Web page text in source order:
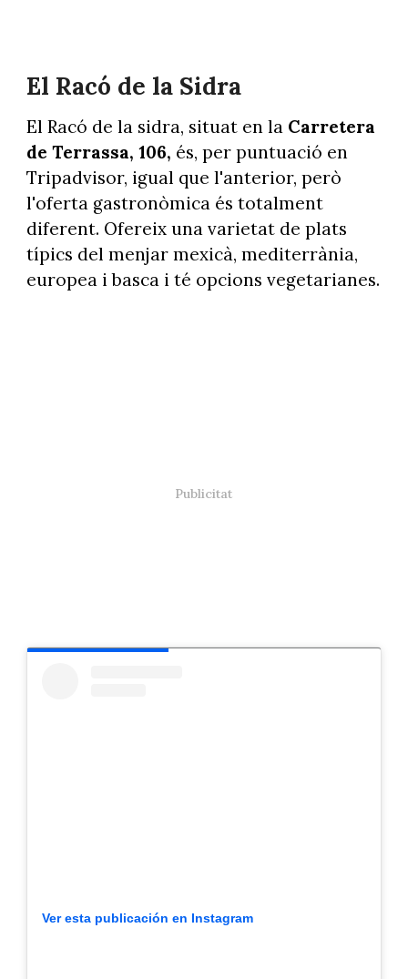
El Racó de la Sidra
El Racó de la sidra, situat en la Carretera
de Terrassa, 106, és, per puntuació en
Tripadvisor, igual que l'anterior, però
l'oferta gastronòmica és totalment
diferent. Ofereix una varietat de plats
típics del menjar mexicà, mediterrània,
europea i basca i té opcions vegetarianes.
Ver esta publicación en Instagram